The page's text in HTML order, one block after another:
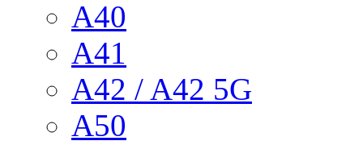
A40
A41
A42 / A42 5G
A50